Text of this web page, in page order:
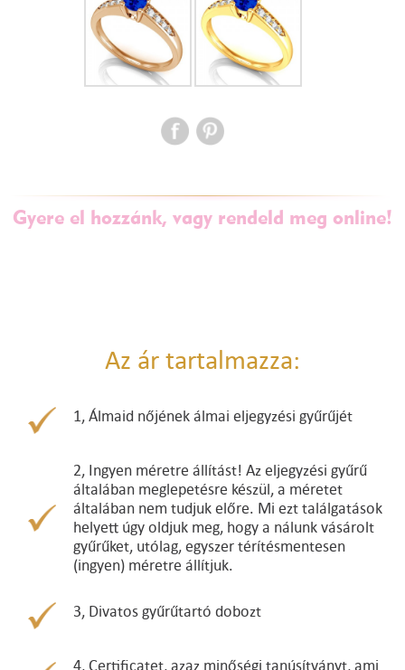
Gyere el hozzánk, vagy rendeld meg online!
Az ár tartalmazza:
1, Álmaid nőjének álmai eljegyzési gyűrűjét
2, Ingyen méretre állítást! Az eljegyzési gyűrű
általában meglepetésre készül, a méretet
általában nem tudjuk előre. Mi ezt találgatások
helyett úgy oldjuk meg, hogy a nálunk vásárolt
gyűrűket, utólag, egyszer térítésmentesen
(ingyen) méretre állítjuk.
3, Divatos gyűrűtartó dobozt
4, Certificatet, azaz minőségi tanúsítványt, ami